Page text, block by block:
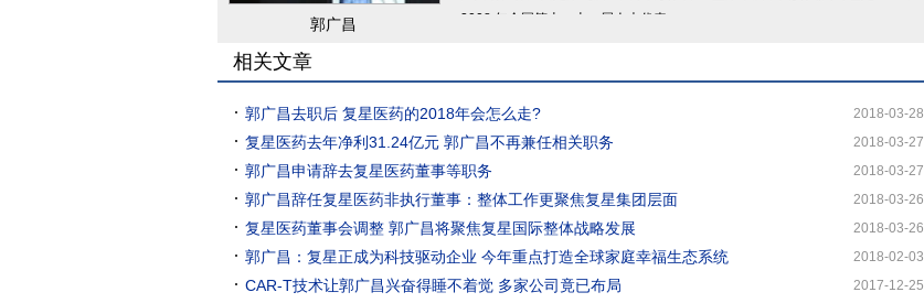
郭广昌
2008 年全国第十、十一届人大代表。
相关文章
2018-03-28
郭广昌去职后 复星医药的2018年会怎么走?
2018-03-27
复星医药去年净利31.24亿元 郭广昌不再兼任相关职务
2018-03-27
郭广昌申请辞去复星医药董事等职务
2018-03-26
郭广昌辞任复星医药非执行董事：整体工作更聚焦复星集团层面
2018-03-26
复星医药董事会调整 郭广昌将聚焦复星国际整体战略发展
2018-02-03
郭广昌：复星正成为科技驱动企业 今年重点打造全球家庭幸福生态系统
2017-12-25
CAR-T技术让郭广昌兴奋得睡不着觉 多家公司竟已布局